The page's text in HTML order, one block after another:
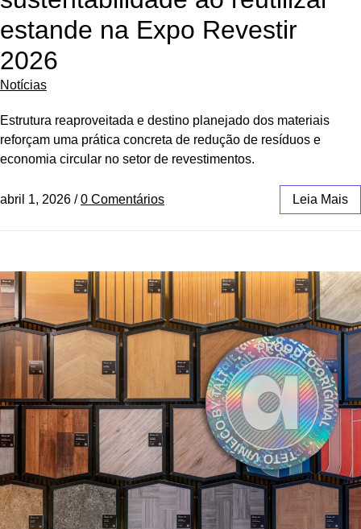
estande na Expo Revestir
2026
Notícias
Estrutura reaproveitada e destino planejado dos materiais
reforçam uma prática concreta de redução de resíduos e
economia circular no setor de revestimentos.
abril 1, 2026 / 0 Comentários Leia Mais